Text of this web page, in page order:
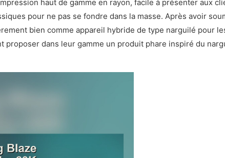
haut de gamme en rayon, facile à présenter aux
pour ne pas se fondre dans la masse. Après avoir
bien comme appareil hybride de type narguilé pour
dans leur gamme un produit phare inspiré du